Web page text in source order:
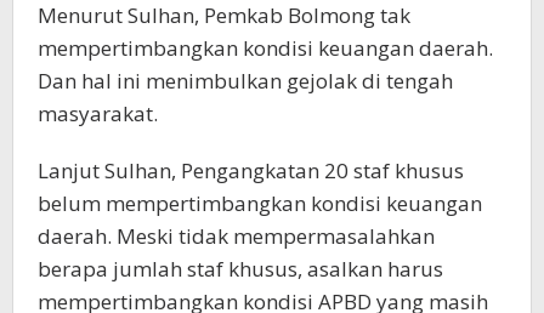
Menurut Sulhan, Pemkab Bolmong tak
mempertimbangkan kondisi keuangan daerah.
Dan hal ini menimbulkan gejolak di tengah
masyarakat.
Lanjut Sulhan, Pengangkatan 20 staf khusus
belum mempertimbangkan kondisi keuangan
daerah. Meski tidak mempermasalahkan
berapa jumlah staf khusus, asalkan harus
mempertimbangkan kondisi APBD yang masih